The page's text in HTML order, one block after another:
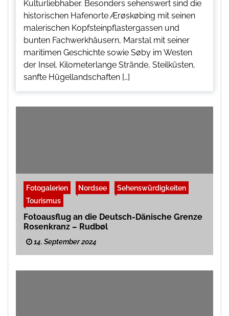
Kulturliebhaber. Besonders sehenswert sind die
historischen Hafenorte Ærøskøbing mit seinen
malerischen Kopfsteinpflastergassen und
bunten Fachwerkhäusern, Marstal mit seiner
maritimen Geschichte sowie Søby im Westen
der Insel. Kilometerlange Strände, Steilküsten,
sanfte Hügellandschaften […]
Fotogalerien Nordsee
Sehenswürdigkeiten
Tourismus
Fotoausflug an die Deutsch-Dänische Grenze
Rosenkranz – Rudbøl
14. September 2024